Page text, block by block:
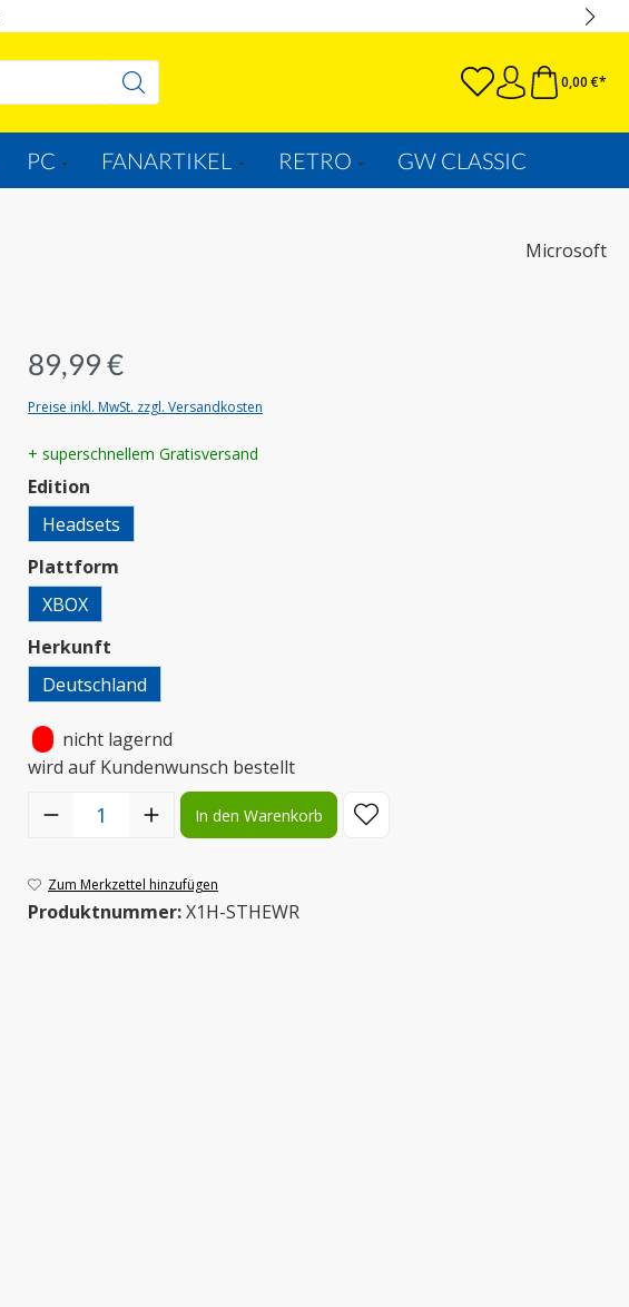
0,00 €*
PC FANARTIKEL RETRO GW CLASSIC
Microsoft
89,99 €
Preise inkl. MwSt. zzgl. Versandkosten
+ superschnellem Gratisversand
Edition
Headsets
Plattform
XBOX
Herkunft
Deutschland
nicht lagernd
wird auf Kundenwunsch bestellt
Produkt Anzahl: Gib den gewünschten Wert ein oder benutze die
In den Warenkorb
Zum Merkzettel hinzufügen
Produktnummer:X1H-STHEWR